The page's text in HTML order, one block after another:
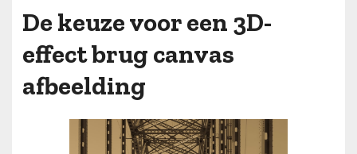
De keuze voor een 3D-
effect brug canvas
afbeelding